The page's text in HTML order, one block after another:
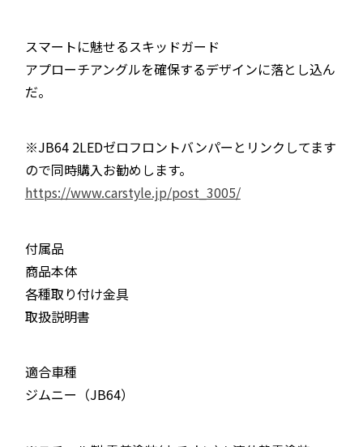
スマートに魅せるスキッドガード
アプローチアングルを確保するデザインに落とし込ん
だ。
※JB64 2LEDゼロフロントバンパーとリンクしてます
ので同時購入お勧めします。
https://www.carstyle.jp/post_3005/
付属品
商品本体
各種取り付け金具
取扱説明書
適合車種
ジムニー（JB64）